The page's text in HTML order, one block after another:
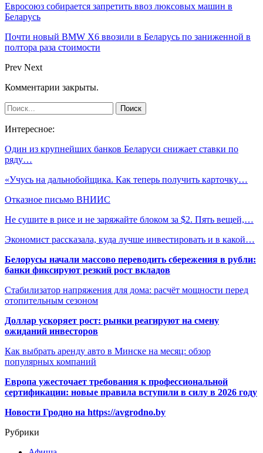
Евросоюз собирается запретить ввоз люксовых машин в
Беларусь
Почти новый BMW X6 ввозили в Беларусь по заниженной в
полтора раза стоимости
Prev Next
Комментарии закрыты.
Интересное:
Один из крупнейших банков Беларуси снижает ставки по
ряду…
«Учусь на дальнобойщика. Как теперь получить карточку…
Отказное письмо ВНИИС
Не сушите в рисе и не заряжайте блоком за $2. Пять вещей,…
Экономист рассказала, куда лучше инвестировать и в какой…
Белорусы начали массово переводить сбережения в рубли:
банки фиксируют резкий рост вкладов
Стабилизатор напряжения для дома: расчёт мощности перед
отопительным сезоном
Доллар ускоряет рост: рынки реагируют на смену
ожиданий инвесторов
Как выбрать аренду авто в Минске на месяц: обзор
популярных компаний
Европа ужесточает требования к профессиональной
сертификации: новые правила вступили в силу в 2026 году
Новости Гродно на https://avgrodno.by
Рубрики